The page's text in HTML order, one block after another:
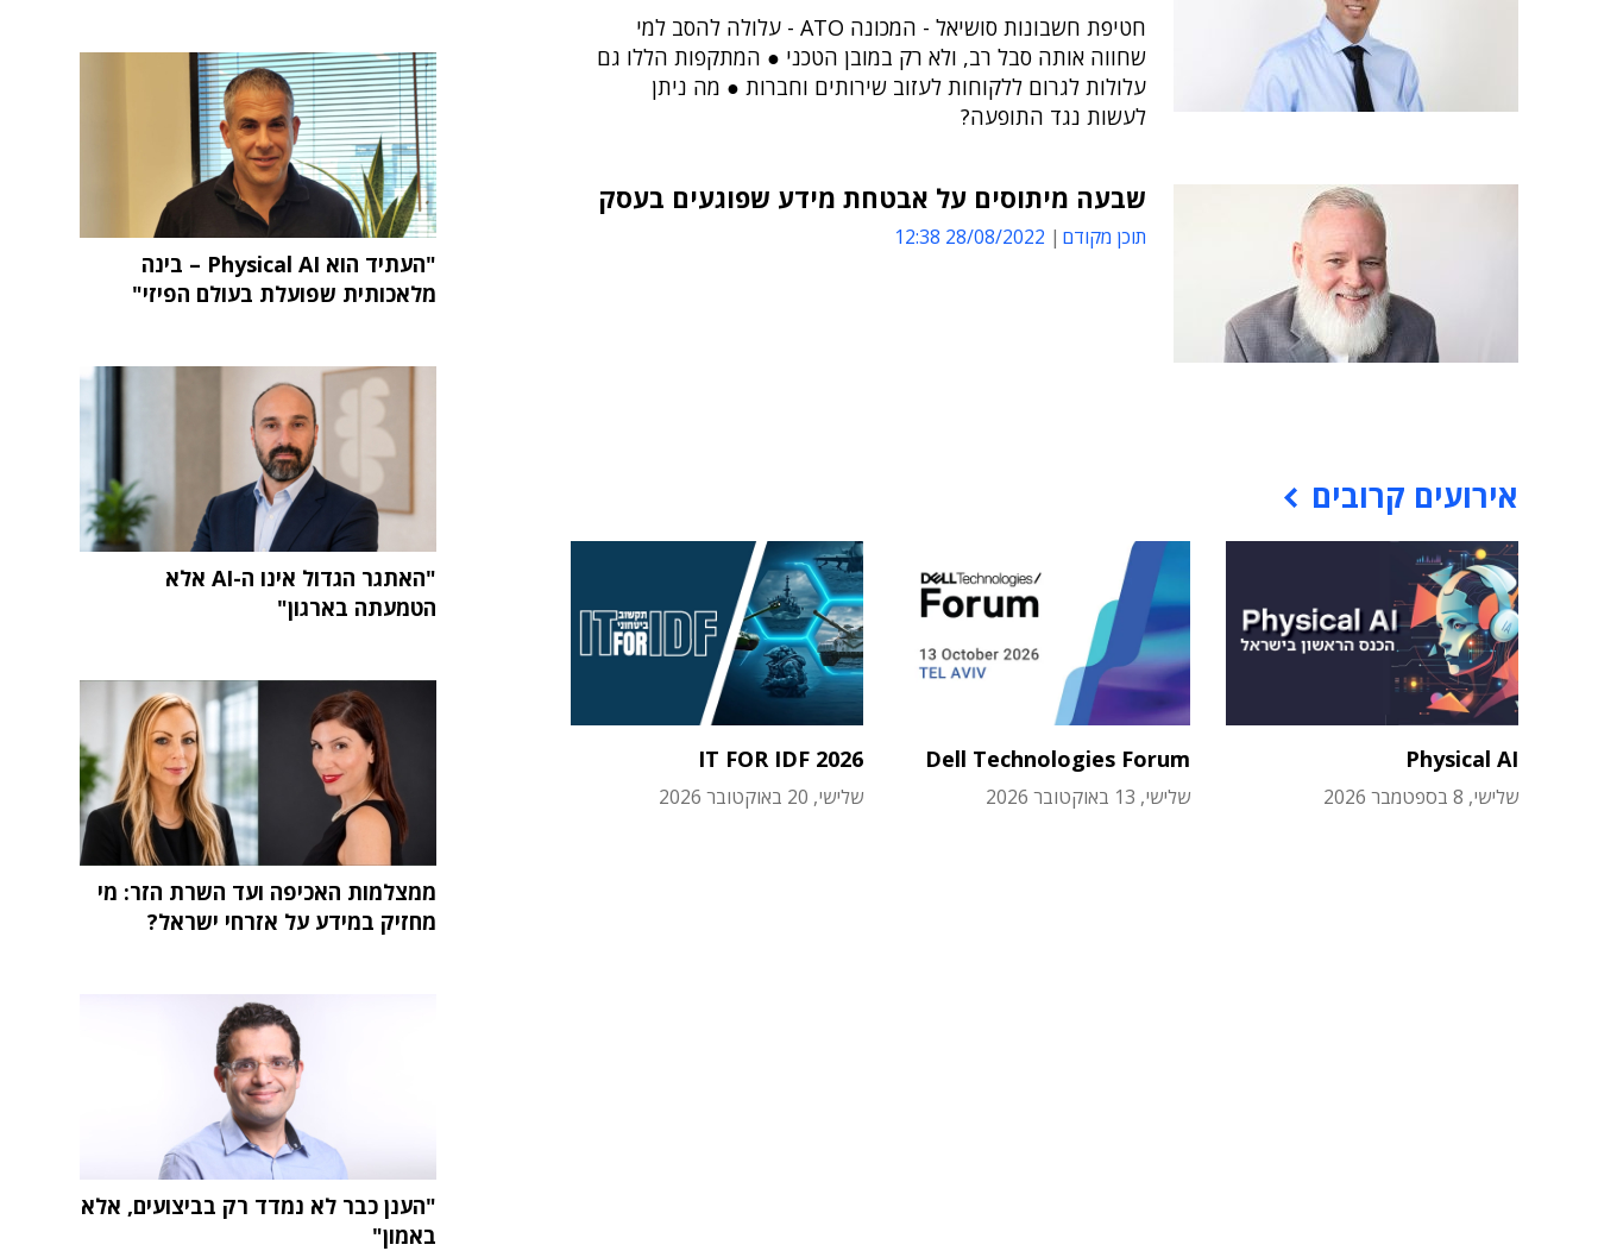
חטיפת חשבונות סושיאל - המכונה ATO - עלולה להסב למי
שחווה אותה סבל רב, ולא רק במובן הטכני ● המתקפות הללו גם
עלולות לגרום ללקוחות לעזוב שירותים וחברות ● מה ניתן
לעשות נגד התופעה?
שבעה מיתוסים על אבטחת מידע שפוגעים בעסק
תוכן מקודם 28/08/2022 12:38
אירועים קרובים
Physical AI
שלישי, 8 בספטמבר 2026
Dell Technologies Forum
שלישי, 13 באוקטובר 2026
IT FOR IDF 2026
שלישי, 20 באוקטובר 2026
"העתיד הוא Physical AI – בינה
מלאכותית שפועלת בעולם הפיזי"
"האתגר הגדול אינו ה-AI אלא
הטמעתה בארגון"
ממצלמות האכיפה ועד השרת הזר: מי
מחזיק במידע על אזרחי ישראל?
"הענן כבר לא נמדד רק בביצועים, אלא
באמון"